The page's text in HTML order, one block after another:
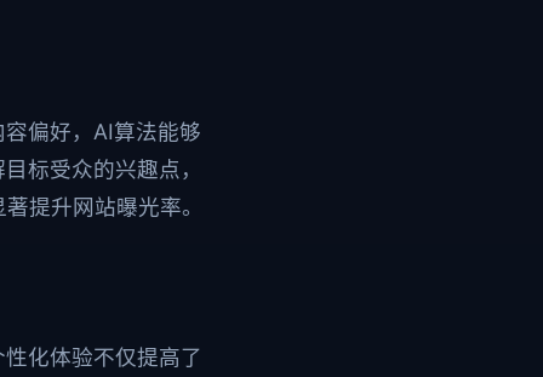
偏好，AI算法能够
标受众的兴趣点，
提升网站曝光率。
化体验不仅提高了